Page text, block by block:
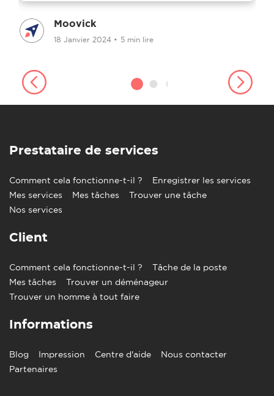
Moovick
18 Janvier 2024 • 5 min lire
Prestataire de services
Comment cela fonctionne-t-il ?
Enregistrer les services
Mes services
Mes tâches
Trouver une tâche
Nos services
Client
Comment cela fonctionne-t-il ?
Tâche de la poste
Mes tâches
Trouver un déménageur
Trouver un homme à tout faire
Informations
Blog Impression Centre d'aide
Nous contacter
Partenaires